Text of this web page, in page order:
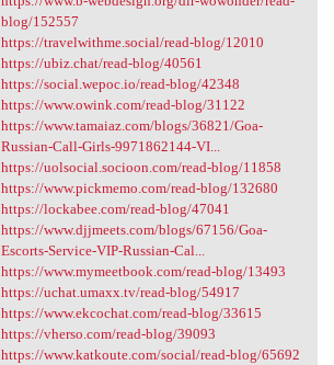
blog/152557
https://travelwithme.social/read-blog/12010
https://ubiz.chat/read-blog/40561
https://social.wepoc.io/read-blog/42348
https://www.owink.com/read-blog/31122
https://www.tamaiaz.com/blogs/36821/Goa-
Russian-Call-Girls-9971862144-VI...
https://uolsocial.socioon.com/read-blog/11858
https://www.pickmemo.com/read-blog/132680
https://lockabee.com/read-blog/47041
https://www.djjmeets.com/blogs/67156/Goa-
Escorts-Service-VIP-Russian-Cal...
https://www.mymeetbook.com/read-blog/13493
https://uchat.umaxx.tv/read-blog/54917
https://www.ekcochat.com/read-blog/33615
https://vherso.com/read-blog/39093
https://www.katkoute.com/social/read-blog/65692